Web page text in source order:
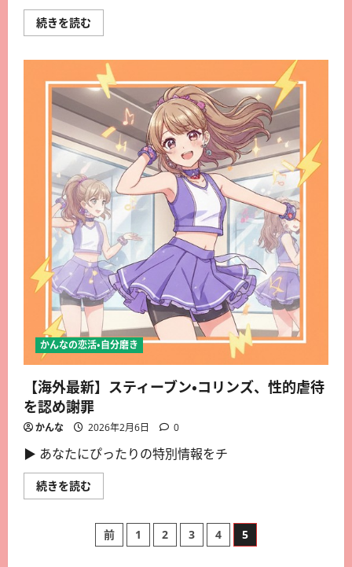
続きを読む
かんなの恋活・自分磨き
【海外最新】スティーブン・コリンズ、性的虐待
を認め謝罪
かんな 2026年2月6日 0
▶︎ あなたにぴったりの特別情報をチ
続きを読む
前 1 2 3 4 5